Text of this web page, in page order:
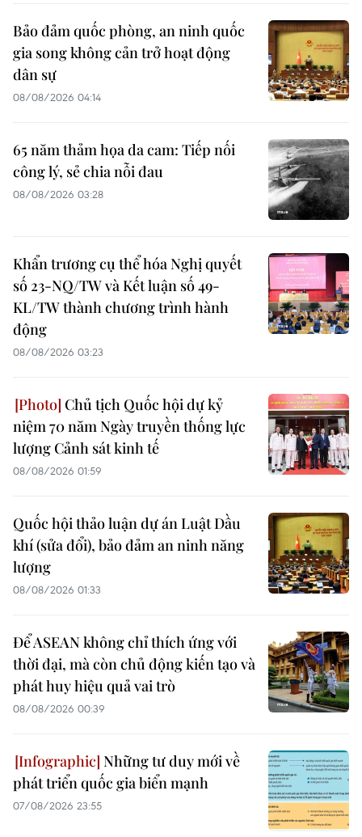
Bảo đảm quốc phòng, an ninh quốc
gia song không cản trở hoạt động
dân sự
08/08/2026 04:14
65 năm thảm họa da cam: Tiếp nối
công lý, sẻ chia nỗi đau
08/08/2026 03:28
Khẩn trương cụ thể hóa Nghị quyết
số 23-NQ/TW và Kết luận số 49-
KL/TW thành chương trình hành
động
08/08/2026 03:23
Chủ tịch Quốc hội dự kỷ
niệm 70 năm Ngày truyền thống lực
lượng Cảnh sát kinh tế
08/08/2026 01:59
Quốc hội thảo luận dự án Luật Dầu
khí (sửa đổi), bảo đảm an ninh năng
lượng
08/08/2026 01:33
Để ASEAN không chỉ thích ứng với
thời đại, mà còn chủ động kiến tạo và
phát huy hiệu quả vai trò
08/08/2026 00:39
Những tư duy mới về
phát triển quốc gia biển mạnh
07/08/2026 23:55